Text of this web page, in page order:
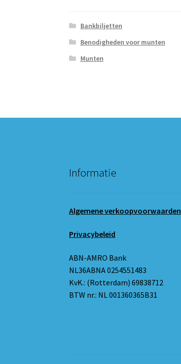
Bankbiljetten
Benodigheden voor munten
Munten
Informatie
Algemene verkoopvoorwaarden
Privacybeleid
ABN-AMRO Bank
NL36ABNA 0254551483
KvK.: (Rotterdam) 69838712
BTW nr.: NL 001360365B31